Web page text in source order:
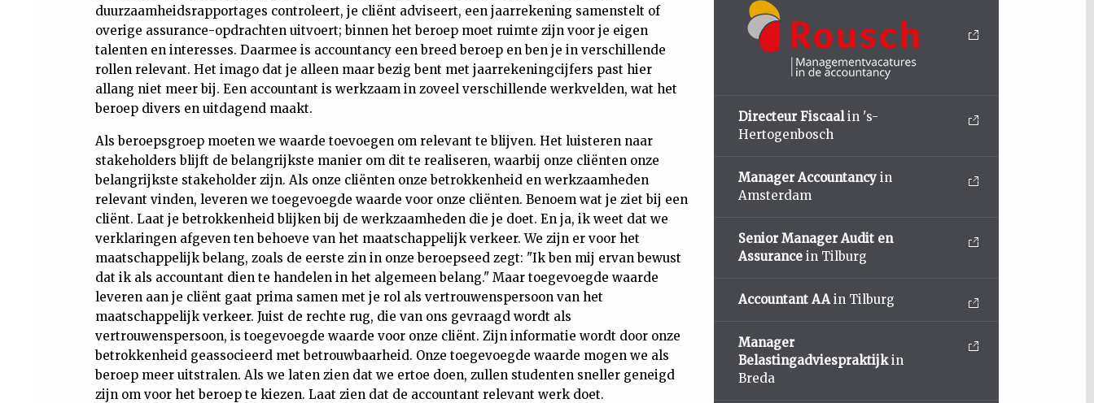
duurzaamheidsrapportages controleert, je cliënt adviseert, een jaarrekening samenstelt of
overige assurance-opdrachten uitvoert; binnen het beroep moet ruimte zijn voor je eigen
talenten en interesses. Daarmee is accountancy een breed beroep en ben je in verschillende
rollen relevant. Het imago dat je alleen maar bezig bent met jaarrekeningcijfers past hier
allang niet meer bij. Een accountant is werkzaam in zoveel verschillende werkvelden, wat het
beroep divers en uitdagend maakt.
Als beroepsgroep moeten we waarde toevoegen om relevant te blijven. Het luisteren naar
stakeholders blijft de belangrijkste manier om dit te realiseren, waarbij onze cliënten onze
belangrijkste stakeholder zijn. Als onze cliënten onze betrokkenheid en werkzaamheden
relevant vinden, leveren we toegevoegde waarde voor onze cliënten. Benoem wat je ziet bij een
cliënt. Laat je betrokkenheid blijken bij de werkzaamheden die je doet. En ja, ik weet dat we
verklaringen afgeven ten behoeve van het maatschappelijk verkeer. We zijn er voor het
maatschappelijk belang, zoals de eerste zin in onze beroepseed zegt: "Ik ben mij ervan bewust
dat ik als accountant dien te handelen in het algemeen belang." Maar toegevoegde waarde
leveren aan je cliënt gaat prima samen met je rol als vertrouwenspersoon van het
maatschappelijk verkeer. Juist de rechte rug, die van ons gevraagd wordt als
vertrouwenspersoon, is toegevoegde waarde voor onze cliënt. Zijn informatie wordt door onze
betrokkenheid geassocieerd met betrouwbaarheid. Onze toegevoegde waarde mogen we als
beroep meer uitstralen. Als we laten zien dat we ertoe doen, zullen studenten sneller geneigd
zijn om voor het beroep te kiezen. Laat zien dat de accountant relevant werk doet.
Directeur Fiscaalin 's-
Hertogenbosch
Manager Accountancy in
Amsterdam
Senior Manager Audit en
Assurance in Tilburg
Accountant AAin Tilburg
Manager
Belastingadviespraktijkin
Breda